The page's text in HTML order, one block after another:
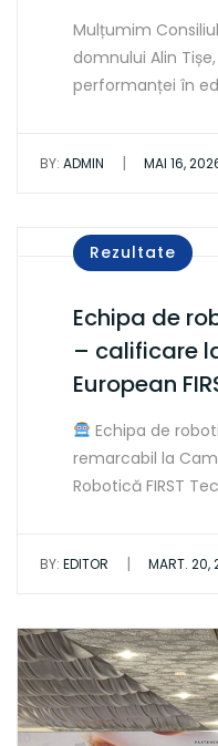
Mulțumim
domnului Alin
performanței în
BY: ADMIN | MAI 16,
Rezultate
Echipa de
– calificare
European
Echipa de
remarcabil la
Robotică FIRST
BY: EDITOR | MART. 20,